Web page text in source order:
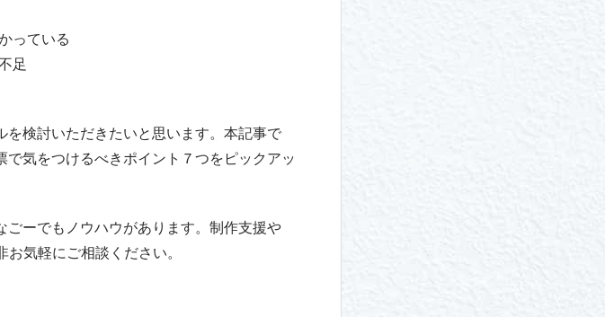
っている
足
検討いただきたいと思います。本記事で
気をつけるべきポイント７つをピックアッ
ーでもノウハウがあります。制作支援や
気軽にご相談ください。